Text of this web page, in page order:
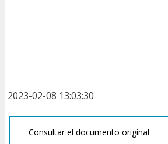
2023-02-08 13:03:30
Consultar el documento original